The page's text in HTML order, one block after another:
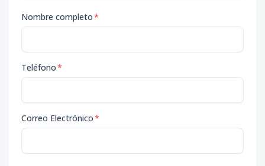
Nombre completo*
Teléfono*
Correo Electrónico*